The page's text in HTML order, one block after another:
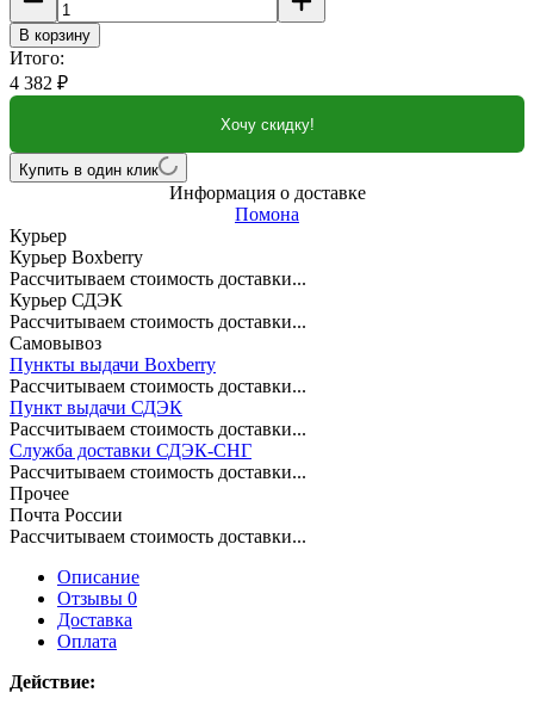
В корзину
Итого:
4 382 ₽
Хочу скидку!
Купить в один клик
Информация о доставке
Помона
Курьер
Курьер Boxberry
Рассчитываем стоимость доставки...
Курьер СДЭК
Рассчитываем стоимость доставки...
Самовывоз
Пункты выдачи Boxberry
Рассчитываем стоимость доставки...
Пункт выдачи СДЭК
Рассчитываем стоимость доставки...
Служба доставки СДЭК-СНГ
Рассчитываем стоимость доставки...
Прочее
Почта России
Рассчитываем стоимость доставки...
Описание
Отзывы 0
Доставка
Оплата
Действие: